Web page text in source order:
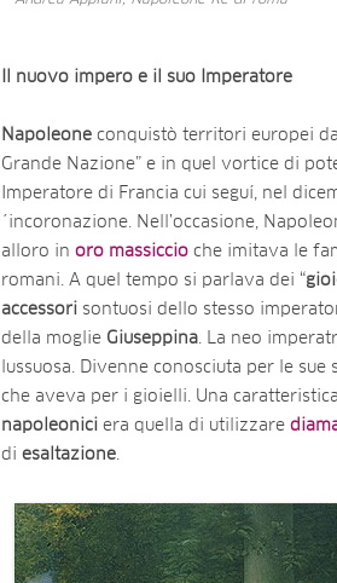
Il nuovo impero e il suo Imperatore
Napoleone conquistò territori europei
Grande Nazione” e in quel vortice di
Imperatore di Francia cui seguí, nel
´incoronazione. Nell’occasione,
alloro in oro massiccio che imitava le
romani. A quel tempo si parlava dei “
accessori sontuosi dello stesso
della moglie Giuseppina. La neo
lussuosa. Divenne conosciuta per le
che aveva per i gioielli. Una
napoleonici era quella di utilizzare
di esaltazione.